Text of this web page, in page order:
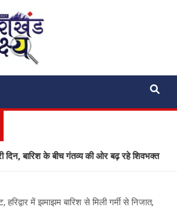
Shakshya
के बीच गंतव्य की ओर बढ़ रहे शिवभक्त
में झमाझम बारिश से मिली गर्मी से निजात,